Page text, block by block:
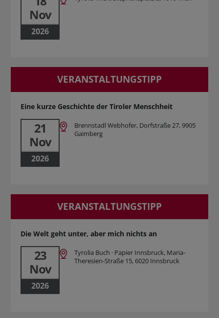
Nov
2026
VERANSTALTUNGSTIPP
Eine kurze Geschichte der Tiroler Menschheit
21
Nov
2026
Brennstadl Webhofer, Dorfstraße 27, 9905
Gaimberg
VERANSTALTUNGSTIPP
Die Welt geht unter, aber mich nichts an
23
Nov
2026
Tyrolia Buch · Papier Innsbruck, Maria-
Theresien-Straße 15, 6020 Innsbruck